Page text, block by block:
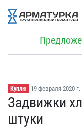
Куплю 19 февраля 2020 г.
Задвижки
штуки